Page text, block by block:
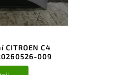
C4
009